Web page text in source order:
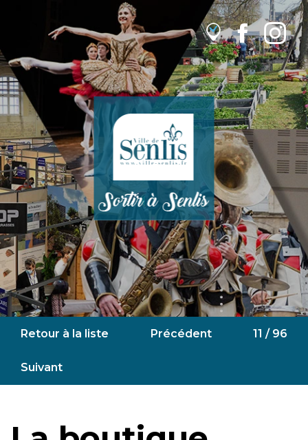
Retour à la liste Précédent 11 / 96
Suivant